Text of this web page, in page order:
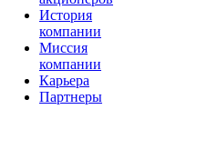
История
компании
Миссия
компании
Карьера
Партнеры